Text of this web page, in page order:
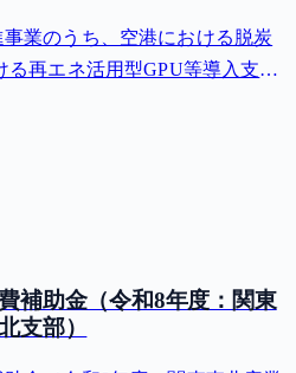
業のうち、空港における脱炭
再エネ活用型GPU等導入支援
補助金（令和8年度：関東
支部）